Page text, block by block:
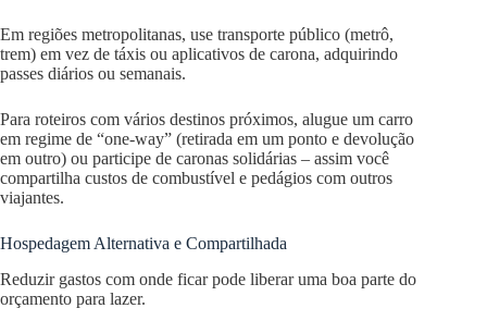
Em regiões metropolitanas, use transporte público (metrô,
trem) em vez de táxis ou aplicativos de carona, adquirindo
passes diários ou semanais.
Para roteiros com vários destinos próximos, alugue um carro
em regime de “one-way” (retirada em um ponto e devolução
em outro) ou participe de caronas solidárias – assim você
compartilha custos de combustível e pedágios com outros
viajantes.
Hospedagem Alternativa e Compartilhada
Reduzir gastos com onde ficar pode liberar uma boa parte do
orçamento para lazer.